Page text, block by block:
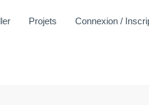
Projets Connexion /